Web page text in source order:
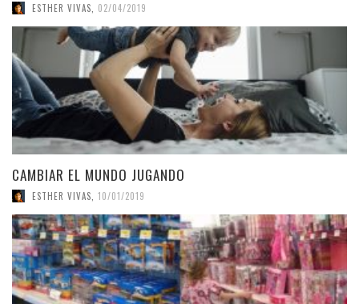
ESTHER VIVAS, 02/04/2019
CAMBIAR EL MUNDO JUGANDO
ESTHER VIVAS 10/01/2019